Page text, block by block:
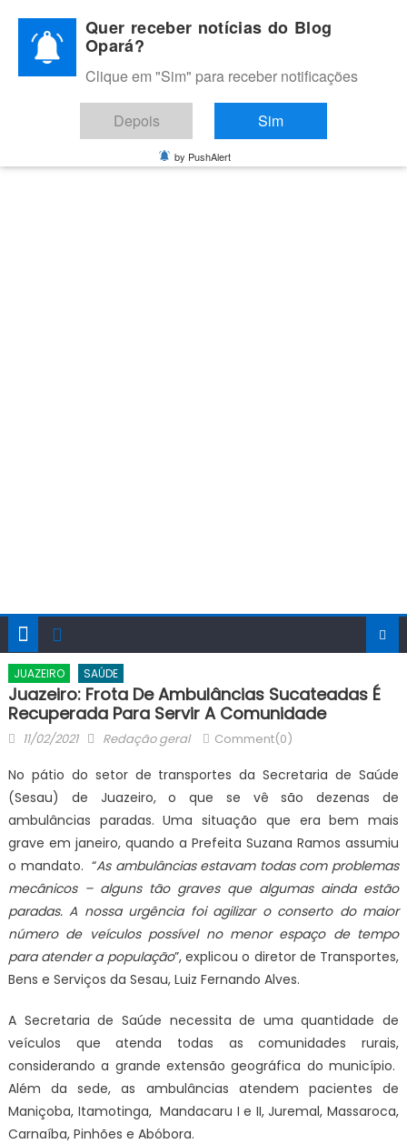
content
BLOG OPARÁ
Melhores notícias de Juazeiro, Petrolina e do Vale do São
Francisco
JUAZEIRO SAÚDE
Juazeiro: Frota De Ambulâncias Sucateadas É
Recuperada Para Servir A Comunidade
Posted
11/02/2021 Author
Redação geral Comment(0)
No pátio do setor de transportes da Secretaria de Saúde
(Sesau) de Juazeiro, o que se vê são dezenas de
ambulâncias paradas. Uma situação que era bem mais
grave em janeiro, quando a Prefeita Suzana Ramos assumiu
o mandato. “As ambulâncias estavam todas com problemas
mecânicos – alguns tão graves que algumas ainda estão
paradas. A nossa urgência foi agilizar o conserto do maior
número de veículos possível no menor espaço de tempo
para atender a população”, explicou o diretor de Transportes,
Bens e Serviços da Sesau, Luiz Fernando Alves.
A Secretaria de Saúde necessita de uma quantidade de
veículos que atenda todas as comunidades rurais,
considerando a grande extensão geográfica do município.
Além da sede, as ambulâncias atendem pacientes de
Maniçoba, Itamotinga, Mandacaru I e II, Juremal, Massaroca,
Carnaíba, Pinhões e Abóbora.
Quer receber notícias do Blog
Opará?
Clique em "Sim" para receber notificações
Depois Sim
by PushAlert